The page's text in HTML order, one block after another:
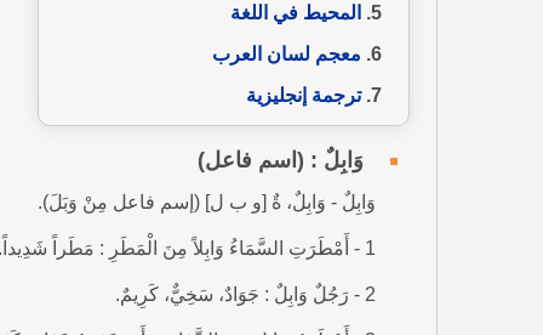
المحيط في اللغة
معجم لسان العرب
ترجمة إنجليزية
وَابِلٌ : (اسم فاعل)
وَابِلٌ - وَابِلٌ، ةٌ [و ب ل] (إسم فاعل مِنْ وَبَلَ).
1 - أَمْطَرَتِ السَّمَاءُ وَابِلاً مِنَ الْمَطَرِ : مَطَراً شَدِيداً.
2 - رَجُلٌ وَابِلٌ : جَوَادٌ، سَخِيٌّ، كَرِيمٌ.